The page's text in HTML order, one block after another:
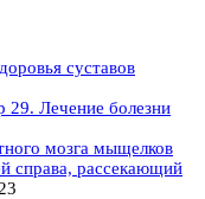
суставов
29. Лечение болезни
мозга мыщелков
справа, рассекающий